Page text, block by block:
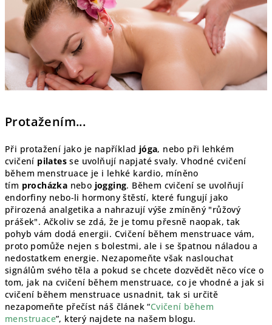
Protažením...
Při protažení jako je například jóga, nebo při lehkém
cvičení pilates se uvolňují napjaté svaly. Vhodné cvičení
během menstruace je i lehké kardio, míněno
tím procházka nebo jogging. Během cvičení se uvolňují
endorfiny nebo-li hormony štěstí, které fungují jako
přirozená analgetika a nahrazují výše zmíněný "růžový
prášek". Ačkoliv se zdá, že je tomu přesně naopak, tak
pohyb vám dodá energii. Cvičení během menstruace vám,
proto pomůže nejen s bolestmi, ale i se špatnou náladou a
nedostatkem energie. Nezapomeňte však naslouchat
signálům svého těla a pokud se chcete dozvědět něco více o
tom, jak na cvičení během menstruace, co je vhodné a jak si
cvičení během menstruace usnadnit, tak si určitě
nezapomeňte přečíst náš článek “Cvičení během
menstruace”, který najdete na našem blogu.